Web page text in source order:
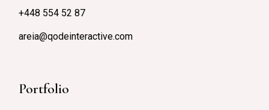
+448 554 52 87
areia@qodeinteractive.com
Portfolio